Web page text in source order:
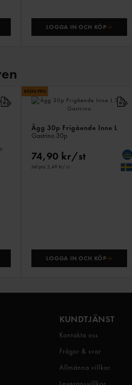
LOGGA IN OCH KÖP
Ägg 30p Frigående Inne L
Gastrino 30p
74,90 kr/st
Jmf.pris 2,49 kr/ st
LOGGA IN OCH KÖP
KUNDTJÄNST
Kontakta oss
Frågor & svar
Allmänna villkor